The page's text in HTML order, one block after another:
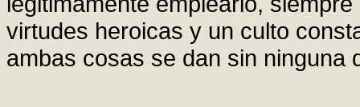
virtudes heroicas y un culto
ambas cosas se dan sin ninguna